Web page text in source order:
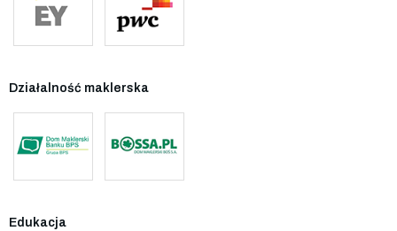
Działalność maklerska
Edukacja